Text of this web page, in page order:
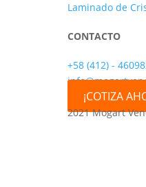
Laminado de
CONTACTO
+58 (412) -
¡COTIZA
2021 Mogart